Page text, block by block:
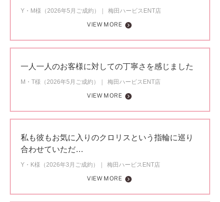
Y・M様（2026年5月ご成約）
梅田ハービスENT店
VIEW MORE
一人一人のお客様に対しての丁寧さを感じました
M・T様（2026年5月ご成約）
梅田ハービスENT店
VIEW MORE
私も彼もお気に入りのクロリスという指輪に巡り
合わせていただ…
Y・K様（2026年3月ご成約）
梅田ハービスENT店
VIEW MORE